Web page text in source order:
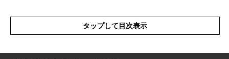
タップして目次表示